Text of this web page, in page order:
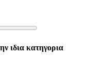
ιδια κατηγορια